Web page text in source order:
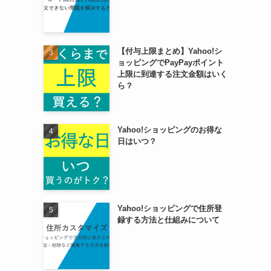
【付与上限まとめ】Yahoo!シ
ョッピングでPayPayポイント
上限に到達する注文金額はいく
ら？
Yahoo!ショッピングのお得な
日はいつ？
Yahoo!ショッピングで住所登
録する方法と仕組みについて